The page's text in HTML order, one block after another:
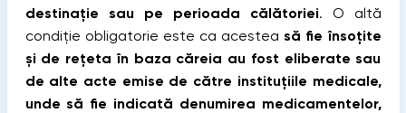
destinație sau pe perioada călătoriei. O altă
condiție obligatorie este ca acestea să fie însoțite
și de rețeta în baza căreia au fost eliberate sau
de alte acte emise de către instituțiile medicale,
unde să fie indicată denumirea medicamentelor,